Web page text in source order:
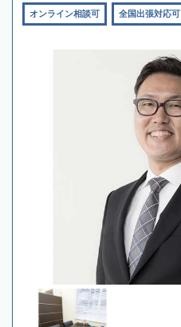
オンライン相談可 全国出張対応可